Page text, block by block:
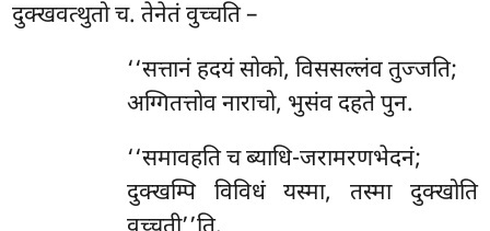
दुक्खवत्थुतो च. तेनेतं वुच्चति –
‘‘सत्तानं हदयं सोको, विससल्लंव तुज्जति;
अग्गितत्तोव नाराचो, भुसंव दहते पुन.
‘‘समावहति च ब्याधि-जरामरणभेदनं;
दुक्खम्पि विविधं यस्मा, तस्मा दुक्खोति